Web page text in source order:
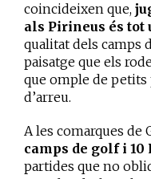
coincideixen que,
als Pirineus és tot
qualitat dels camps
paisatge que els
que omple de petits
d’arreu.
A les comarques de
camps de golf i 10
partides que no